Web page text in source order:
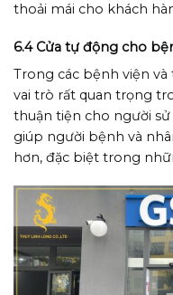
thoải mái cho khách
6.4 Cửa tự động cho
Trong các bệnh viện
vai trò rất quan trọng
thuận tiện cho người
giúp người bệnh và
hơn, đặc biệt trong